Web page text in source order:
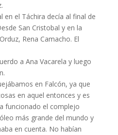
en el Táchira decía al final de
San Cristobal y en la
Rena Camacho. El
a Ana Vacarela y luego
en Falcón, ya que
en aquel entonces y es
funcionado el complejo
más grande del mundo y
en cuenta. No habían